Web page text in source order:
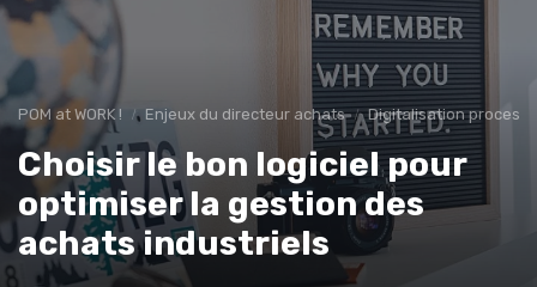
POM at WORK ! Enjeux du directeur achats Digitalisation
Choisir le bon logiciel pour
optimiser la gestion des
achats industriels